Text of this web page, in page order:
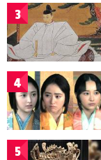
3
4
5